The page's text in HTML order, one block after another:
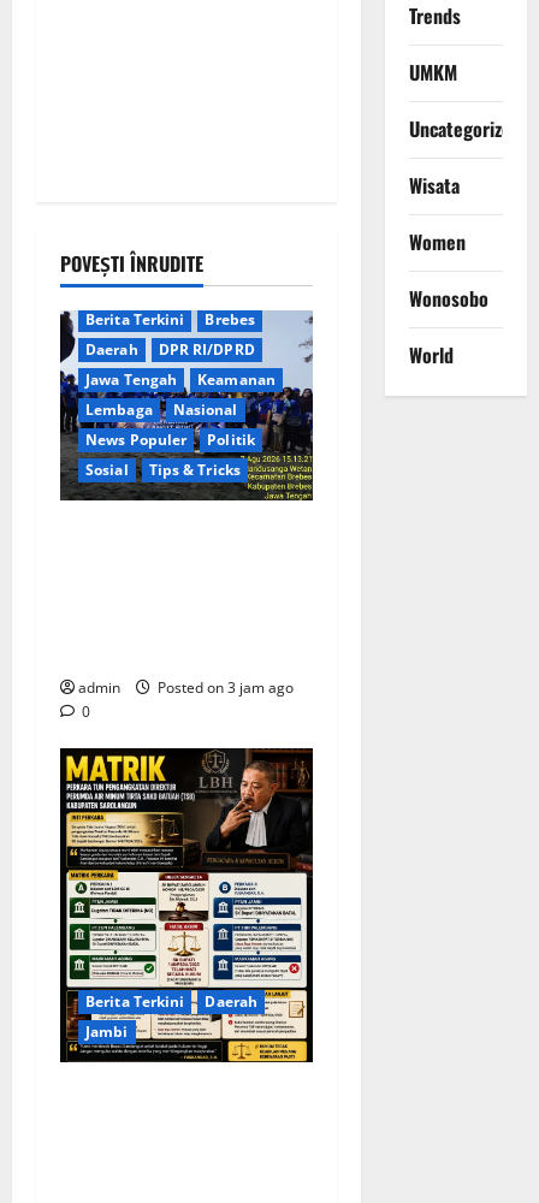
POVEȘTI ÎNRUDITE
Berita Terkini
Brebes
Daerah
DPR RI/DPRD
Jawa Tengah
Keamanan
Lembaga
Nasional
News Populer
Politik
Sosial
Tips & Tricks
admin
Posted on 3 jam ago
0
Berita Terkini
Daerah
Jambi
Trends
UMKM
Uncategorized
Wisata
Women
Wonosobo
World